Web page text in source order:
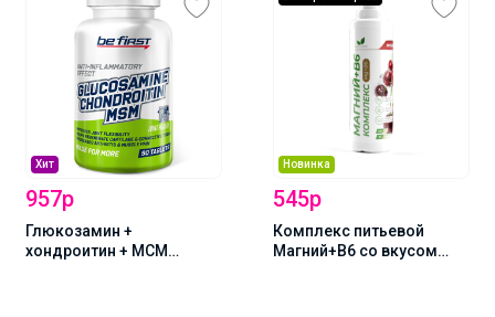
Хит
957р
Глюкозамин +
хондроитин + МСМ
Новинка
545р
Комплекс питьевой
Магний+В6 со вкусом